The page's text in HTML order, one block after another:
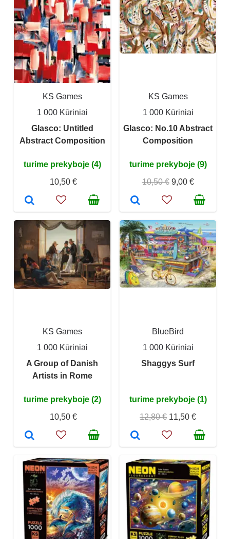
KS Games
1 000 Kūriniai
Glasco: Untitled
Abstract Composition
turime prekyboje (4)
10,50 €
KS Games
1 000 Kūriniai
Glasco: No.10 Abstract
Composition
turime prekyboje (9)
10,50 € 9,00 €
KS Games
1 000 Kūriniai
A Group of Danish
Artists in Rome
turime prekyboje (2)
10,50 €
BlueBird
1 000 Kūriniai
Shaggys Surf
turime prekyboje (1)
12,80 € 11,50 €